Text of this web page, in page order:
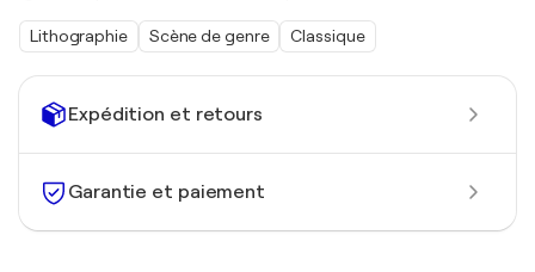
Expédition et retours
Garantie et paiement
Lithographie Scène de genre Classique